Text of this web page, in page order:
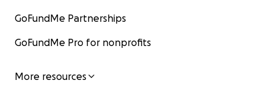
GoFundMe Partnerships
GoFundMe Pro for nonprofits
More resources